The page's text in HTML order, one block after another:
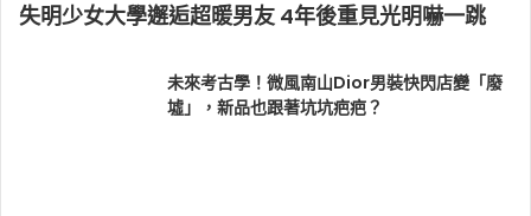
失明少女大學邂逅超暖男友 4年後重見光明嚇一跳
未來考古學！微風南山Dior男裝快閃店變「廢
墟」，新品也跟著坑坑疤疤？